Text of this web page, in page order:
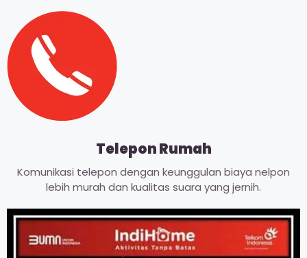
Telepon Rumah
Komunikasi telepon dengan keunggulan biaya nelpon
lebih murah dan kualitas suara yang jernih.